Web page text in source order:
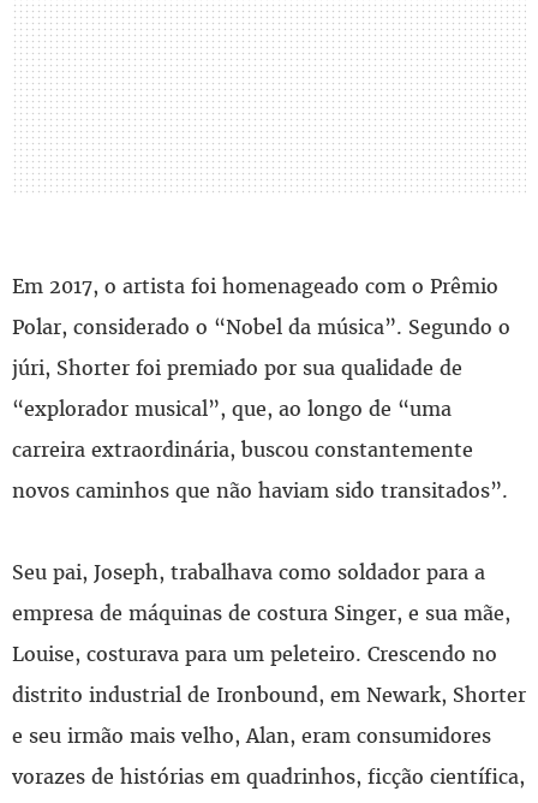
Em 2017, o artista foi homenageado com o Prêmio
Polar, considerado o “Nobel da música”. Segundo o
júri, Shorter foi premiado por sua qualidade de
“explorador musical”, que, ao longo de “uma
carreira extraordinária, buscou constantemente
novos caminhos que não haviam sido transitados”.
Seu pai, Joseph, trabalhava como soldador para a
empresa de máquinas de costura Singer, e sua mãe,
Louise, costurava para um peleteiro. Crescendo no
distrito industrial de Ironbound, em Newark, Shorter
e seu irmão mais velho, Alan, eram consumidores
vorazes de histórias em quadrinhos, ficção científica,